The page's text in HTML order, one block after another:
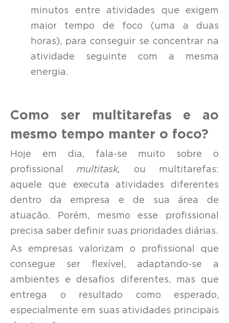
minutos entre atividades que exigem
maior tempo de foco (uma a duas
horas), para conseguir se concentrar na
atividade seguinte com a mesma
energia.
Como ser multitarefas e ao
mesmo tempo manter o foco?
Hoje em dia, fala-se muito sobre o
profissional multitask,
ou multitarefas:
aquele que executa atividades diferentes
dentro da empresa e de sua área de
atuação. Porém, mesmo esse profissional
precisa saber definir suas prioridades diárias.
As empresas valorizam o profissional que
consegue ser flexível, adaptando-se a
ambientes e desafios diferentes, mas que
entrega o resultado como esperado,
especialmente em suas atividades principais